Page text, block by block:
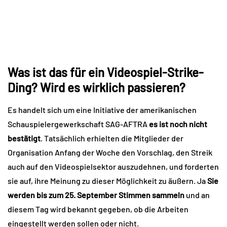
Was ist das für ein Videospiel-Strike-
Ding? Wird es wirklich passieren?
Es handelt sich um eine Initiative der amerikanischen
Schauspielergewerkschaft SAG-AFTRA es ist noch nicht
bestätigt . Tatsächlich erhielten die Mitglieder der
Organisation Anfang der Woche den Vorschlag, den Streik
auch auf den Videospielsektor auszudehnen, und forderten
sie auf, ihre Meinung zu dieser Möglichkeit zu äußern. JaSie
werden bis zum 25. September Stimmen sammeln und an
diesem Tag wird bekannt gegeben, ob die Arbeiten
eingestellt werden sollen oder nicht.